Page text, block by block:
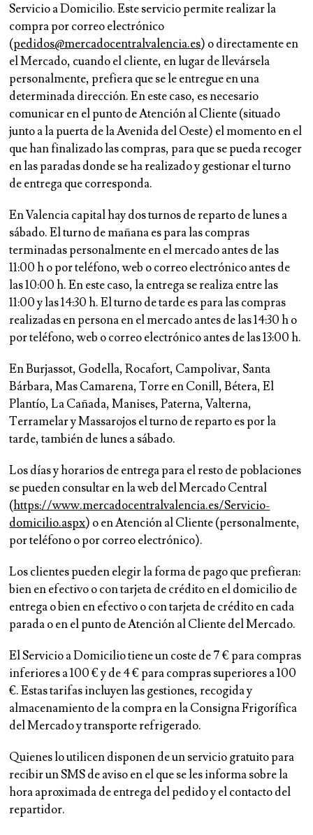
Servicio a Domicilio. Este servicio permite realizar la
compra por correo electrónico
(pedidos@mercadocentralvalencia.es) o directamente en
el Mercado, cuando el cliente, en lugar de llevársela
personalmente, prefiera que se le entregue en una
determinada dirección. En este caso, es necesario
comunicar en el punto de Atención al Cliente (situado
junto a la puerta de la Avenida del Oeste) el momento en el
que han finalizado las compras, para que se pueda recoger
en las paradas donde se ha realizado y gestionar el turno
de entrega que corresponda.
En Valencia capital hay dos turnos de reparto de lunes a
sábado. El turno de mañana es para las compras
terminadas personalmente en el mercado antes de las
11:00 h o por teléfono, web o correo electrónico antes de
las 10:00 h. En este caso, la entrega se realiza entre las
11:00 y las 14:30 h. El turno de tarde es para las compras
realizadas en persona en el mercado antes de las 14:30 h o
por teléfono, web o correo electrónico antes de las 13:00 h.
En Burjassot, Godella, Rocafort, Campolivar, Santa
Bárbara, Mas Camarena, Torre en Conill, Bétera, El
Plantío, La Cañada, Manises, Paterna, Valterna,
Terramelar y Massarojos el turno de reparto es por la
tarde, también de lunes a sábado.
Los días y horarios de entrega para el resto de poblaciones
se pueden consultar en la web del Mercado Central
(https://www.mercadocentralvalencia.es/Servicio-
domicilio.aspx) o en Atención al Cliente (personalmente,
por teléfono o por correo electrónico).
Los clientes pueden elegir la forma de pago que prefieran:
bien en efectivo o con tarjeta de crédito en el domicilio de
entrega o bien en efectivo o con tarjeta de crédito en cada
parada o en el punto de Atención al Cliente del Mercado.
El Servicio a Domicilio tiene un coste de 7 € para compras
inferiores a 100 € y de 4 € para compras superiores a 100
€. Estas tarifas incluyen las gestiones, recogida y
almacenamiento de la compra en la Consigna Frigorífica
del Mercado y transporte refrigerado.
Quienes lo utilicen disponen de un servicio gratuito para
recibir un SMS de aviso en el que se les informa sobre la
hora aproximada de entrega del pedido y el contacto del
repartidor.